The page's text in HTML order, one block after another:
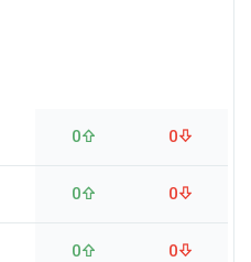
0 0
0 0
0 0